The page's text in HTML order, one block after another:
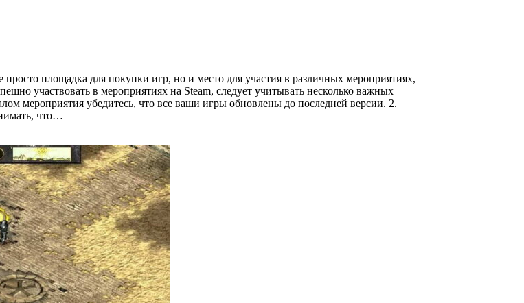
площадка для покупки игр, но и место для участия в различных мероприятиях,
участвовать в мероприятиях на Steam, следует учитывать несколько важных
мероприятия убедитесь, что все ваши игры обновлены до последней версии. 2.
что…